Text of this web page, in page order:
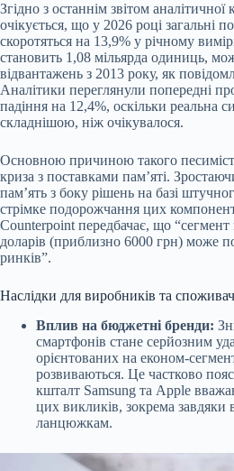
Згідно з останнім звітом
очікується, що у 2026 році загальні
скоротяться на 13,9% у річному
становить 1,08 мільярда одиниць,
відвантажень з 2013 року, як
Аналітики переглянули попередні
падіння на 12,4%, оскільки реальна
складнішою, ніж очікувалося.
Основною причиною такого
криза з поставками пам’яті.
пам’ять з боку рішень на базі
стрімке подорожчання цих
Counterpoint передбачає, що “сегмент
доларів (приблизно 6000 грн) може
ринків”.
Наслідки для виробників та
Вплив на бюджетні бренди:
смартфонів стане серйозним
орієнтованих на економ-
розвиваються. Це частково
кшталт Samsung та Apple
цих викликів, зокрема
ланцюжкам.